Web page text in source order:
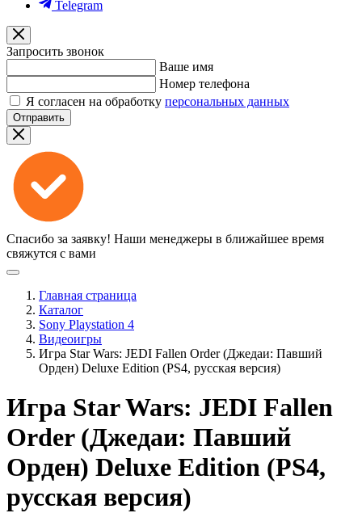
Telegram
Запросить звонок
Ваше имя
Номер телефона
Я согласен на обработку персональных данных
Отправить
Спасибо за заявку! Наши менеджеры в ближайшее время
свяжутся с вами
Главная страница
Каталог
Sony Playstation 4
Видеоигры
Игра Star Wars: JEDI Fallen Order (Джедаи: Павший
Орден) Deluxe Edition (PS4, русская версия)
Игра Star Wars: JEDI Fallen
Order (Джедаи: Павший
Орден) Deluxe Edition (PS4,
русская версия)